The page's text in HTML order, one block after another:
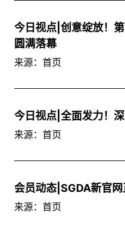
今日视点|创意绽放！
圆满落幕
来源：首页
今日视点|全面发力！
来源：首页
会员动态|SGDA新官
来源：首页